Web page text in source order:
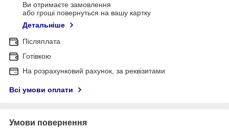
Ви отримаєте замовлення
або гроші повернуться на вашу картку
Детальніше
Післяплата
Готівкою
На розрахунковий рахунок, за реквізитами
Всі умови оплати
Умови повернення